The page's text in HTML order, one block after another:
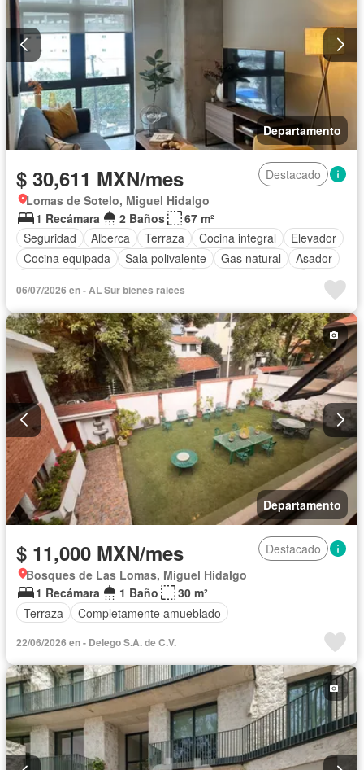
Departamento
$ 30,611 MXN/mes
Destacado
Lomas de Sotelo, Miguel Hidalgo
1 Recámara
2 Baños
67 m²
Seguridad
Alberca Terraza Cocina integral
Elevador
Cocina equipada
Sala polivalente Gas natural
Asador
Caseta de vigilancia
Permite mascotas
06/07/2026 en - AL Sur bienes raices
Departamento
$ 11,000 MXN/mes
Destacado
Bosques de Las Lomas, Miguel Hidalgo
1 Recámara
1 Baño
30 m²
Terraza
Completamente amueblado
22/06/2026 en - Delego S.A. de C.V.